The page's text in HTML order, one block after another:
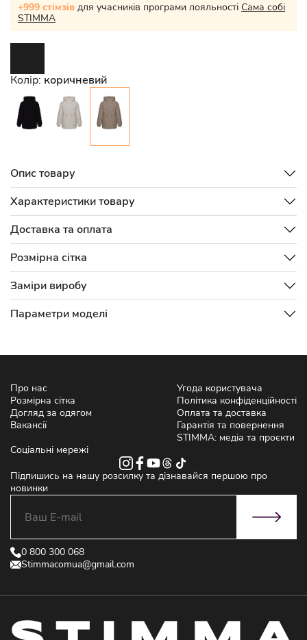
+999 стімзів для учасників програми лояльності Сама собі
STIMMA
Колір: коричневий
Опис товару
Характеристики товару
Доставка та оплата
Розмірна сітка
Заміри виробу
Параметри моделі
Про нас
Розмірна сітка
Догляд за одягом
Вакансії
Угода користувача
Політика конфіденційності
Оплата та доставка
Гарантія та повернення
STIMMA: медіа та проєкти
Соціальні мережі
Підпишись на нашу розсилку та дізнавайся першою про
новинки
0 800 300 068
Stimmacomua@gmail.com